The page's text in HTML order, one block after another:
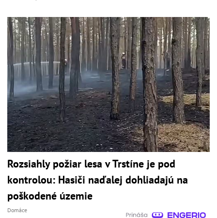
Rozsiahly požiar lesa v Trstíne je pod
kontrolou: Hasiči naďalej dohliadajú na
poškodené územie
Domáce